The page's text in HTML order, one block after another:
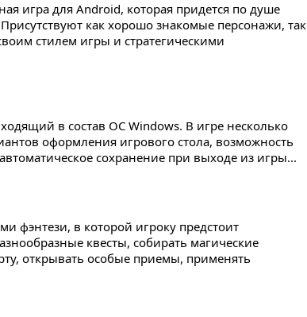
игра для Android, которая придется по душе
как хорошо знакомые персонажи, так
стилем игры и стратегическими
в состав ОС Windows. В игре несколько
оформления игрового стола, возможность
сохранение при выходе из игры...
фэнтези, в которой игроку предстоит
квесты, собирать магические
открывать особые приемы, применять